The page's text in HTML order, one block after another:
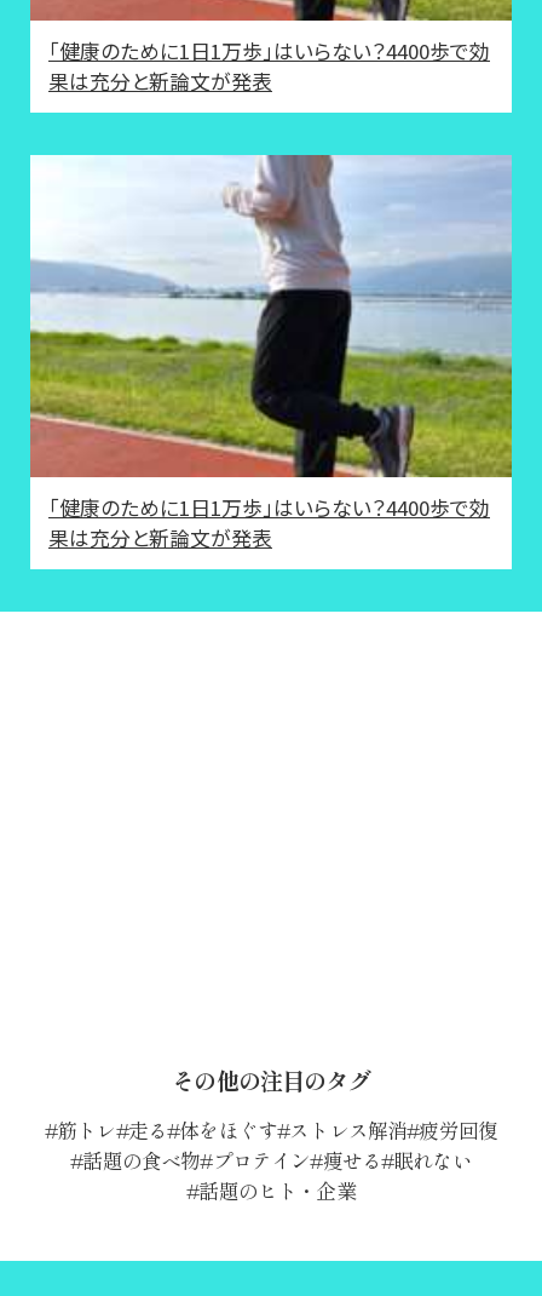
「健康のために1日1万歩」はいらない？4400歩で効
果は充分と新論文が発表
「健康のために1日1万歩」はいらない？4400歩で効
果は充分と新論文が発表
その他の注目のタグ
筋トレ 走る 体をほぐす ストレス解消 疲労回復
話題の食べ物 プロテイン 痩せる 眠れない
話題のヒト・企業